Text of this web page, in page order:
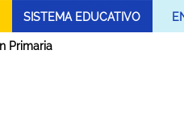
SISTEMA EDUCATIVO
Primaria